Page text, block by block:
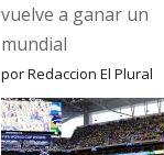
vuelve a ganar un
mundial
por Redaccion El Plural